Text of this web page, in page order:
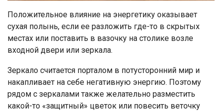
Положительное влияние на энергетику оказывает
сухая полынь, если ее разложить где-то в скрытых
местах или поставить в вазочку на столике возле
входной двери или зеркала.
Зеркало считается порталом в потусторонний мир и
накапливает на себе негативную энергию. Поэтому
рядом с зеркалами также желательно разместить
какой-то «защитный» цветок или повесить веточку